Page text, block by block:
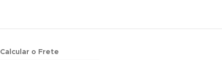
Calcular o Frete